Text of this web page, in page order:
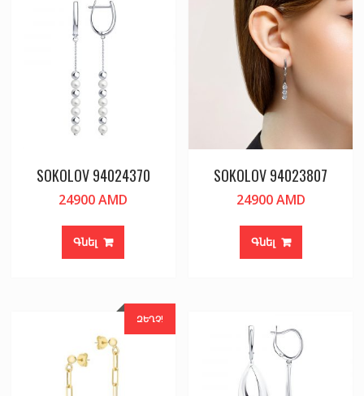
SOKOLOV 94024370
24900AMD
Գնել
SOKOLOV 94023807
24900AMD
Գնել
ԶԵՂՉ!